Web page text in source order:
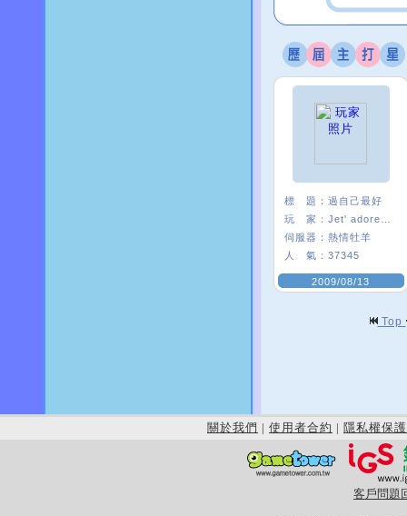
標 題： 過自己最好
玩 家：
伺服器： 熱情牡羊
人 氣： 37345
2009/08/13
Top
關於我們 | 使用者合約 | 隱私權保護
客戶問題